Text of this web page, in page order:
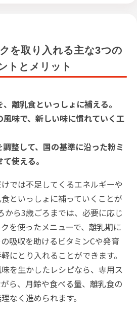
を取り入れる主な3つの
トとメリット
離乳食といっしょに補える。
味で、新しい味に慣れていく工
整して、国の基準に沿った粉ミ
使える。
では不足してくるエネルギーや
といっしょに補っていくことが
から3歳ごろまでは、必要に応じ
を使ったメニューで、離乳期に
吸収を助けるビタミンCや発育
にとり入れることができます。
を生かしたレシピなら、専用ス
ら、月齢や食べる量、離乳食の
なく進められます。